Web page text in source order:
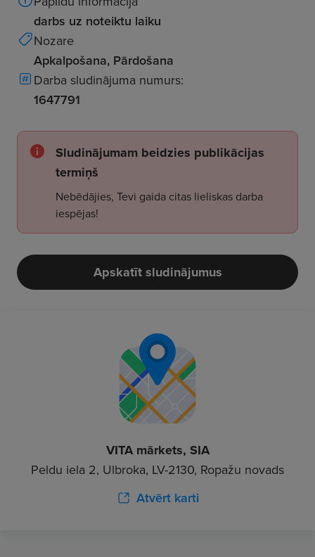
darbs uz noteiktu laiku
Nozare
Apkalpošana, Pārdošana
Darba sludinājuma numurs:
1647791
Sludinājumam beidzies publikācijas
termiņš
Nebēdājies, Tevi gaida citas lieliskas darba
iespējas!
Apskatīt sludinājumus
VITA mārkets, SIA
Peldu iela 2, Ulbroka, LV-2130, Ropažu novads
Atvērt karti